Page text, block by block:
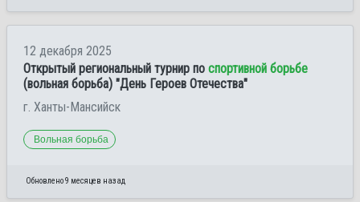
12 декабря 2025
Открытый региональный турнир по спортивной борьбе
(вольная борьба) "День Героев Отечества"
г. Ханты-Мансийск
Вольная борьба
Обновлено 9 месяцев назад